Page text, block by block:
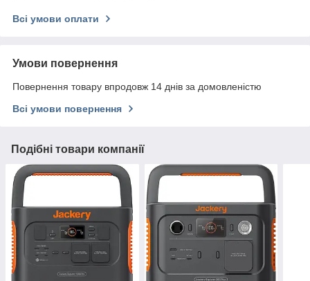
Всі умови оплати
Умови повернення
Повернення товару впродовж 14 днів за домовленістю
Всі умови повернення
Подібні товари компанії